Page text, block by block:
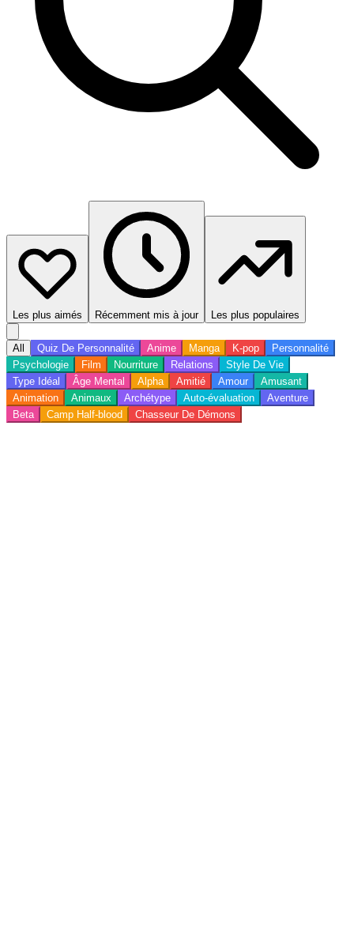
Les plus aimés Récemment mis à jour Les plus populaires
All Quiz De Personnalité Anime Manga K-pop
Personnalité
Psychologie
Film Nourriture Relations
Style De Vie
Type Idéal
Âge Mental Alpha Amitié Amour
Amusant
Animation
Animaux Archétype Auto-évaluation
Aventure
Beta
Camp Half-blood Chasseur De Démons